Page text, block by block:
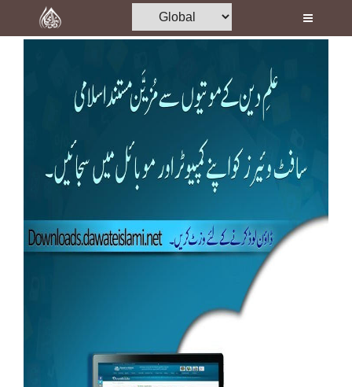
Home
Madani Channel
Volunteer Portal
Rohani Ilaj
Donation